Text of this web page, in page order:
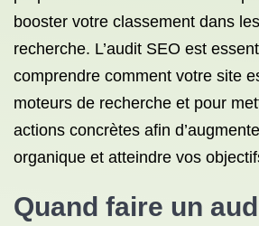
booster votre classement dans
recherche. L’audit SEO est
comprendre comment votre site
moteurs de recherche et pour
actions concrètes afin
organique et atteindre vos
Quand faire un